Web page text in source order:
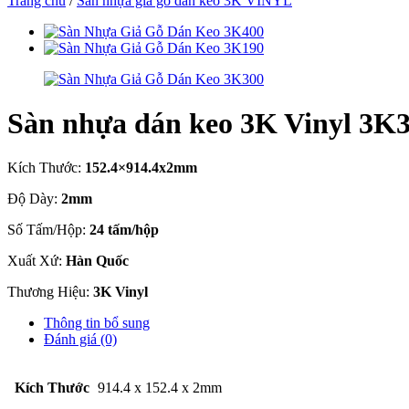
Sàn nhựa dán keo 3K Vinyl
Kích Thước: 152.4×914.4x2mm
Độ Dày: 2mm
Số Tấm/Hộp: 24 tấm/hộp
Xuất Xứ: Hàn Quốc
Thương Hiệu: 3K Vinyl
Thông tin bổ sung
Đánh giá (0)
Kích Thước 914.4 x 152.4 x 2mm